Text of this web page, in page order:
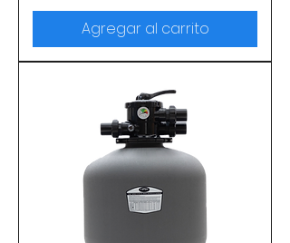
Agregar al carrito